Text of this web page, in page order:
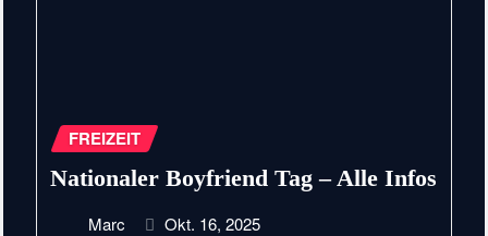
FREIZEIT
Nationaler Boyfriend Tag – Alle Infos
Marc Okt. 16, 2025